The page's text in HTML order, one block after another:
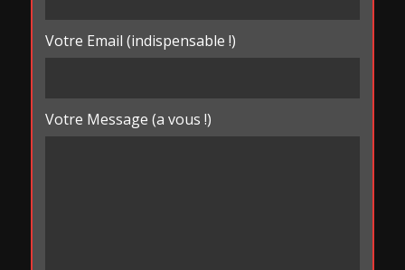
Votre Email (indispensable !)
Votre Message (a vous !)